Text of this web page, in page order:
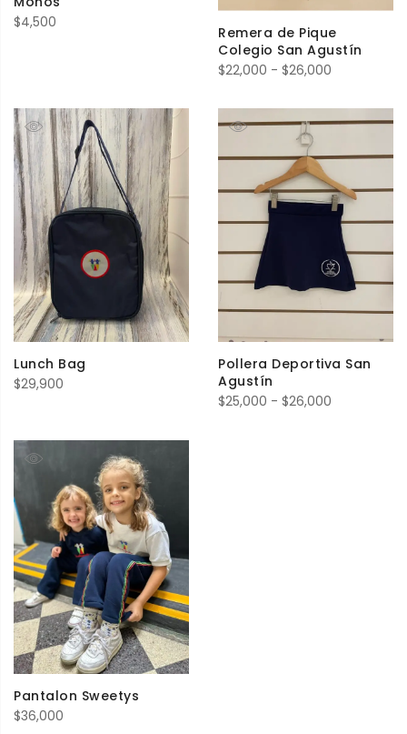
$4,500
Remera de Pique
Colegio San Agustín
$22,000 - $26,000
precios:
$22,000
hasta
$26,000
Lunch Bag
$29,900
Pollera Deportiva San
Agustín
$25,000 - $26,000
Pantalon Sweetys
$36,000